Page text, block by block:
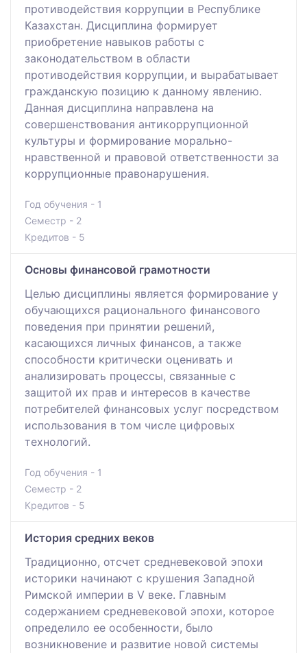
противодействия коррупции в Республике
Казахстан. Дисциплина формирует
приобретение навыков работы с
законодательством в области
противодействия коррупции, и вырабатывает
гражданскую позицию к данному явлению.
Данная дисциплина направлена на
совершенствования антикоррупционной
культуры и формирование морально-
нравственной и правовой ответственности за
коррупционные правонарушения.
Год обучения - 1
Семестр - 2
Кредитов - 5
Основы финансовой грамотности
Целью дисциплины является формирование у
обучающихся рационального финансового
поведения при принятии решений,
касающихся личных финансов, а также
способности критически оценивать и
анализировать процессы, связанные с
защитой их прав и интересов в качестве
потребителей финансовых услуг посредством
использования в том числе цифровых
технологий.
Год обучения - 1
Семестр - 2
Кредитов - 5
История средних веков
Традиционно, отсчет средневековой эпохи
историки начинают с крушения Западной
Римской империи в V веке. Главным
содержанием средневековой эпохи, которое
определило ее особенности, было
возникновение и развитие новой системы